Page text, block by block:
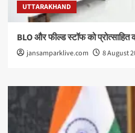
UTTARAKHAND
BLO और फील्ड स्टॉफ को प्रोत्साहित
jansamparklive.com 8 August